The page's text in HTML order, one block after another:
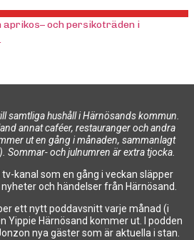
och persikoträden i
samtliga hushåll i Härnösands kommun.
annat caféer, restauranger och andra
ut en gång i månaden, sammanlagt
Sommar- och julnumren är extra tjocka.
kanal som en gång i veckan släpper
och händelser från Härnösand.
ett nytt poddavsnitt varje månad (i
Yippie Härnösand kommer ut. I podden
nya gäster som är aktuella i stan.